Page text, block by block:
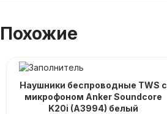
Похожие
Наушники беспроводные TWS с
микрофоном Anker Soundcore
K20i (A3994) белый